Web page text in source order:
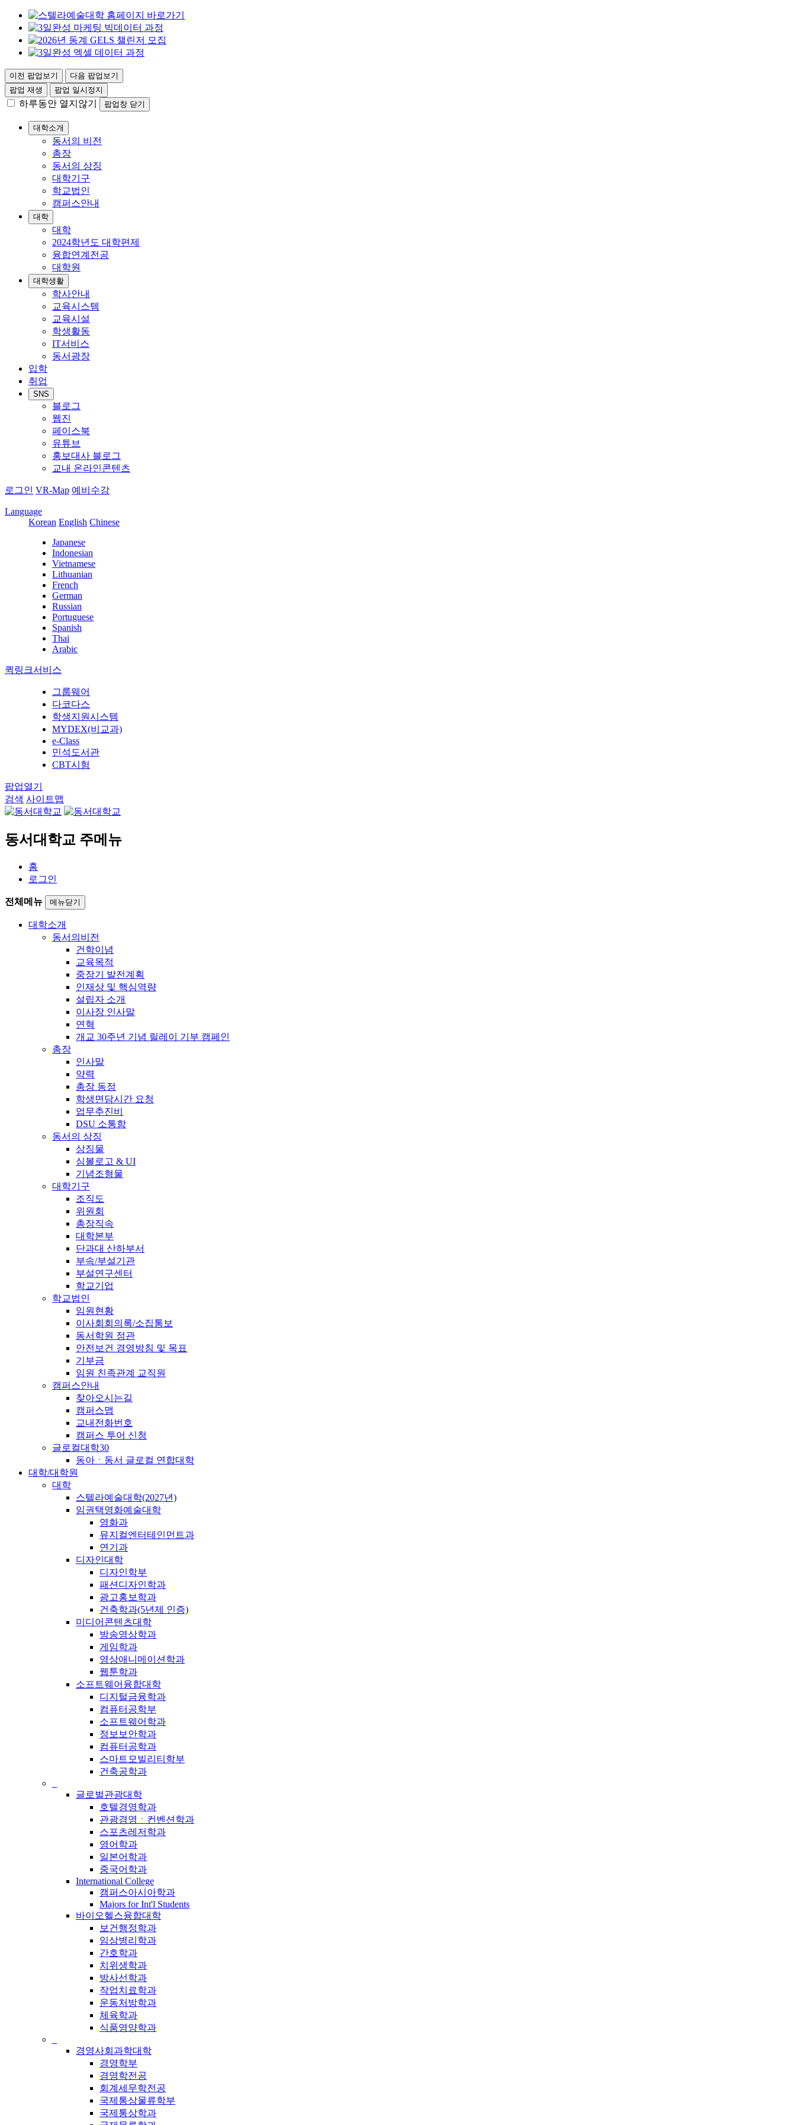
이전 팝업보기
다음 팝업보기
팝업 재생
팝업 일시정지
하루동안 열지않기 팝업창 닫기
대학소개
동서의 비전
총장
동서의 상징
대학기구
학교법인
캠퍼스안내
대학
대학
2024학년도 대학편제
융합연계전공
대학원
대학생활
학사안내
교육시스템
교육시설
학생활동
IT서비스
동서광장
입학
취업
SNS
블로그
웹진
페이스북
유튜브
홍보대사 블로그
교내 온라인콘텐츠
로그인 VR-Map 예비수강
Language
Korean English Chinese
Japanese
Indonesian
Vietnamese
Lithuanian
French
German
Russian
Portuguese
Spanish
Thai
Arabic
퀵링크서비스
그룹웨어
다코다스
학생지원시스템
MYDEX(비교과)
e-Class
민석도서관
CBT시험
팝업열기
검색 사이트맵
동서대학교 주메뉴
홈
로그인
전체메뉴 메뉴닫기
대학소개
동서의비전
건학이념
교육목적
중장기 발전계획
인재상 및 핵심역량
설립자 소개
이사장 인사말
연혁
개교 30주년 기념 릴레이 기부 캠페인
총장
인사말
약력
총장 동정
학생면담시간 요청
업무추진비
DSU 소통함
동서의 상징
상징물
심볼로고 & UI
기념조형물
대학기구
조직도
위원회
총장직속
대학본부
단과대 산하부서
부속/부설기관
부설연구센터
학교기업
학교법인
임원현황
이사회회의록/소집통보
동서학원 정관
안전보건 경영방침 및 목표
기부금
임원 친족관계 교직원
캠퍼스안내
찾아오시는길
캠퍼스맵
교내전화번호
캠퍼스 투어 신청
글로컬대학30
동아ㆍ동서 글로컬 연합대학
대학/대학원
대학
스텔라예술대학(2027년)
임권택영화예술대학
영화과
뮤지컬엔터테인먼트과
연기과
디자인대학
디자인학부
패션디자인학과
광고홍보학과
건축학과(5년제 인증)
미디어콘텐츠대학
방송영상학과
게임학과
영상애니메이션학과
웹툰학과
소프트웨어융합대학
디지털금융학과
컴퓨터공학부
소프트웨어학과
정보보안학과
컴퓨터공학과
스마트모빌리티학부
건축공학과
글로벌관광대학
호텔경영학과
관광경영ㆍ컨벤션학과
스포츠레저학과
영어학과
일본어학과
중국어학과
International College
캠퍼스아시아학과
Majors for Int'l Students
바이오헬스융합대학
보건행정학과
임상병리학과
간호학과
치위생학과
방사선학과
작업치료학과
운동처방학과
체육학과
식품영양학과
경영사회과학대학
경영학부
경영학전공
회계세무학전공
국제통상물류학부
국제통상학과